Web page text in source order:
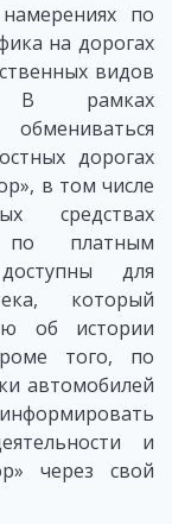
по
на дорогах
видов
В рамках
дорогах
в том числе
средствах
по платным
для
который
об истории
того, по
автомобилей
и
через свой